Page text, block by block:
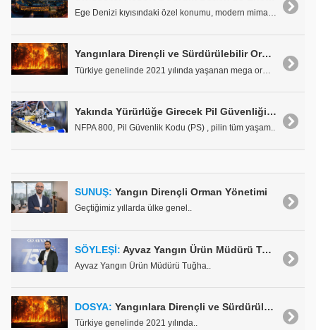
Ege Denizi kıyısındaki özel konumu, modern mimaris..
Yangınlara Dirençli ve Sürdürülebilir Orman Yönetim Modeli: 2021-2025 Analizi ve Öneriler
Yakında Yürürlüğe Girecek Pil Güvenliği Standardı NFPA 800'ü Tanımak
NFPA 800, Pil Güvenlik Kodu (PS) , pilin tüm yaşam..
SUNUŞ: Yangın Dirençli Orman Yönetimi
Geçtiğimiz yıllarda ülke genel..
SÖYLEŞİ: Ayvaz Yangın Ürün Müdürü Tuğhan Tekcan:"Ultra-X Yangına Karşı Tam Koruma ve Kolaylık Sunuyor"
Ayvaz Yangın Ürün Müdürü Tuğha..
DOSYA: Yangınlara Dirençli ve Sürdürülebilir Orman Yönetim Modeli: 2021-2025 Analizi ve Öneriler
Türkiye genelinde 2021 yılında..